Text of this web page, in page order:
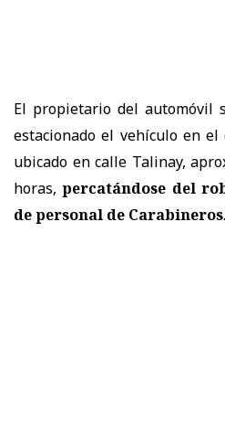
El propietario del automóvil
estacionado el vehículo en
ubicado en calle Talinay,
horas,percatándose del
de personal de Carabineros.